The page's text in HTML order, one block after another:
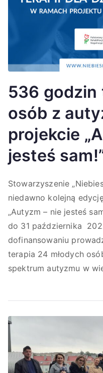
536 godzin
osób z
projekcie
jesteś
Stowarzyszenie
niedawno kolejną
„Autyzm – nie jesteś
do 31 października
dofinansowaniu
terapia 24 młodych
spektrum autyzmu w